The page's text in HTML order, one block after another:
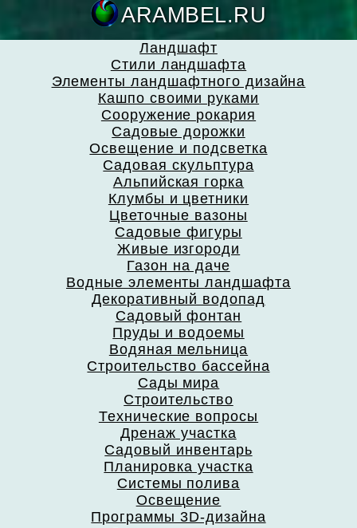
Ландшафт
Стили ландшафта
Элементы ландшафтного дизайна
Кашпо своими руками
Сооружение рокария
Садовые дорожки
Освещение и подсветка
Садовая скульптура
Альпийская горка
Клумбы и цветники
Цветочные вазоны
Садовые фигуры
Живые изгороди
Газон на даче
Водные элементы ландшафта
Декоративный водопад
Садовый фонтан
Пруды и водоемы
Водяная мельница
Строительство бассейна
Сады мира
Строительство
Технические вопросы
Дренаж участка
Садовый инвентарь
Планировка участка
Системы полива
Освещение
Программы 3D-дизайна